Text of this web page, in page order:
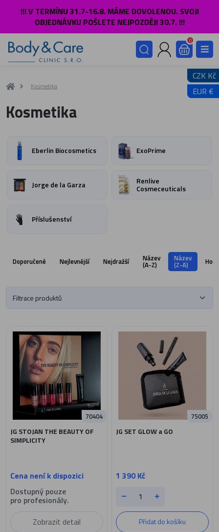
CZK Kč
EUR €
!!! V TERMÍNU 31.7-16.8. MÁME DOVOLENOU. SVOJI
OBJEDNÁVKU POŠLETE NEJPOZDĚJI 30.7. !!!
0
Kosmetika
Kosmetika
Eberlin Biocosmetics ExoPrime
Jorge de la Garza Renlive
Cosmeceuticals
Příslušenství
Doporučené Nejlevnější Nejdražší Název
(A-Z)
Název
(Z-A)
Filtrace produktů
JG STOJAN THE BEAUTY OF
SIMPLICITY
Cena není k dispozici
70404
Dostupný pouze
pro profesionály.
Zobrazit detail
JG SET GLOW a GO
1 390 Kč
75005
Přidat do košíku